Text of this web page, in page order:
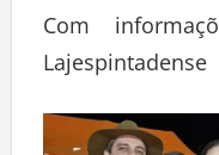
Com
Lajespintadense